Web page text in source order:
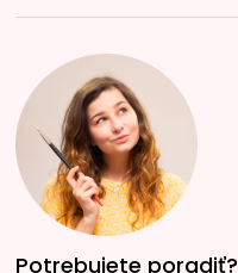
Potrebujete poradiť?